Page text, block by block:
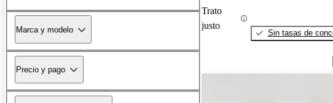
Marca y modelo
Precio y pago
Trato
justo
Sin tasas de